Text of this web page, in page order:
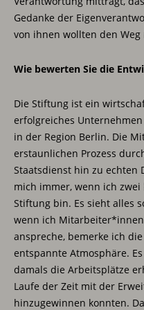
Gedanke der
von ihnen wollten den
Wie bewerten Sie die
Die Stiftung ist ein
erfolgreiches
in der Region Berlin. Die
erstaunlichen Prozess
Staatsdienst hin zu echten
mich immer, wenn ich
Stiftung bin. Es sieht alles
wenn ich
anspreche, bemerke ich
entspannte Atmosphäre.
damals die Arbeitsplätze
Laufe der Zeit mit der
hinzugewinnen konnten.